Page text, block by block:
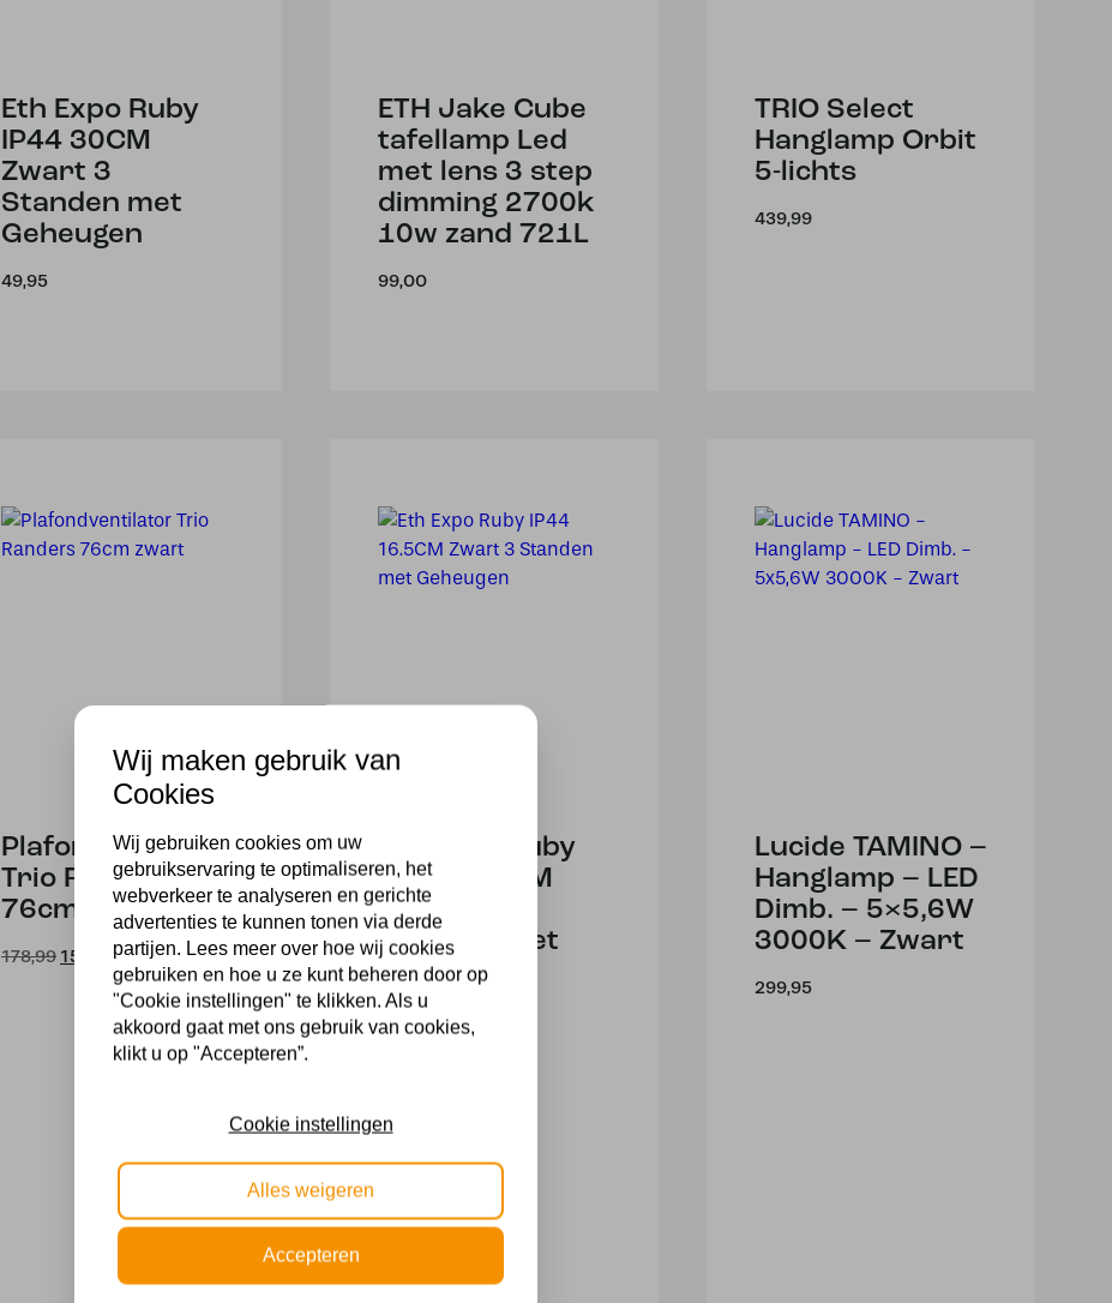
Eth Expo Ruby
IP44 30CM
Zwart 3
Standen met
Geheugen
49,95
ETH Jake Cube
tafellamp Led
met lens 3 step
dimming 2700k
10w zand 721L
99,00
TRIO Select
Hanglamp Orbit
5-lichts
439,99
Plafondventilator
Trio Randers
76cm zwart
178,99 Oorspronkelijke
€178,99.
159,00Huidige
prijs
is:
€159,00.
Eth Expo Ruby
IP44 16.5CM
Zwart 3
Standen met
Geheugen
34,95
Lucide TAMINO –
Hanglamp – LED
Dimb. – 5×5,6W
3000K – Zwart
299,95
Wij maken gebruik van
Cookies
Wij gebruiken cookies om uw
gebruikservaring te optimaliseren, het
webverkeer te analyseren en gerichte
advertenties te kunnen tonen via derde
partijen. Lees meer over hoe wij cookies
gebruiken en hoe u ze kunt beheren door op
"Cookie instellingen" te klikken. Als u
akkoord gaat met ons gebruik van cookies,
klikt u op "Accepteren”.
Cookie instellingen
Alles weigeren
Accepteren